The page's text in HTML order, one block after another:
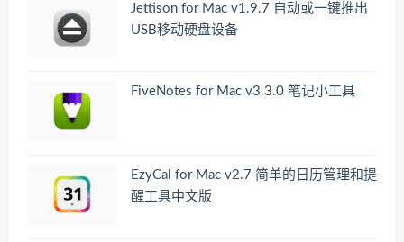
Jettison for Mac v1.9.7 自动或一键推出
USB移动硬盘设备
FiveNotes for Mac v3.3.0 笔记小工具
EzyCal for Mac v2.7 简单的日历管理和提
醒工具中文版